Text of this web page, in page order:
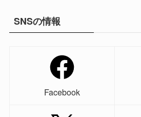
SNSの情報
Facebook